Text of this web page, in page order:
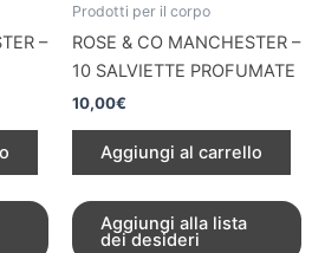
–
Prodotti per il corpo
ROSE & CO MANCHESTER –
10 SALVIETTE PROFUMATE
10,00€
Aggiungi al carrello
Aggiungi alla lista
dei desideri